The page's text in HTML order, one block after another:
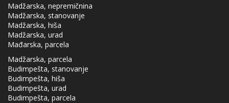
Madžarska, nepremičnina
Madžarska, stanovanje
Madžarska, hiša
Madžarska, urad
Mađarska, parcela
Madžarska, parcela
Budimpešta, stanovanje
Budimpešta, hiša
Budimpešta, urad
Budimpešta, parcela